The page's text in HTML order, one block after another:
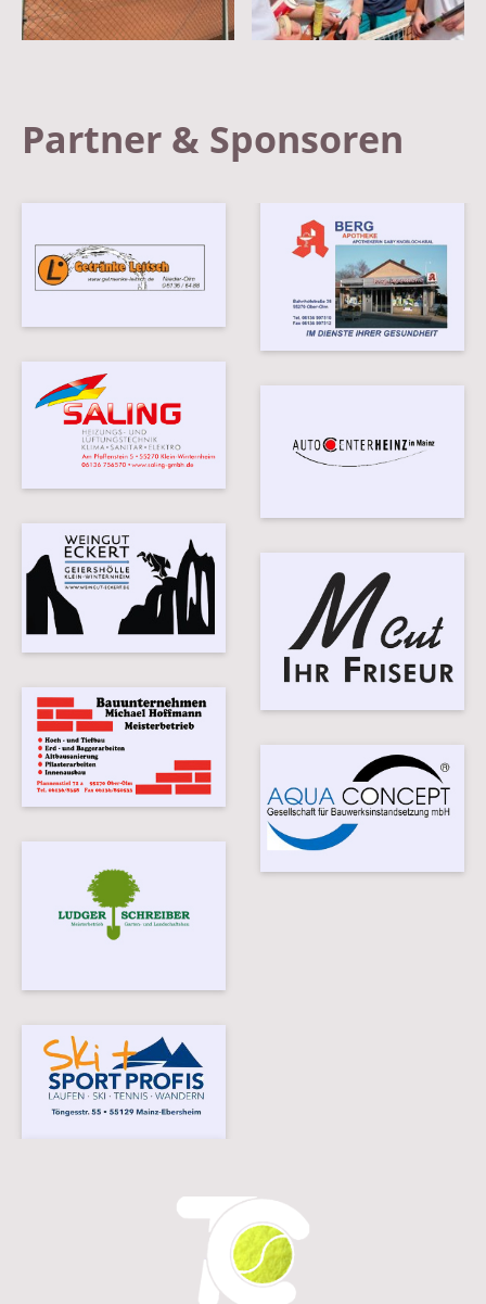
Partner & Sponsoren